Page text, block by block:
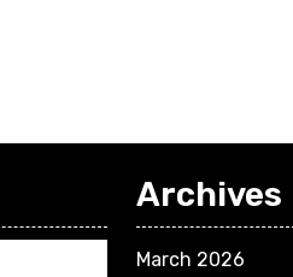
Archives
March 2026